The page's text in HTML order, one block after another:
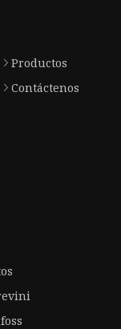
Productos
Contáctenos